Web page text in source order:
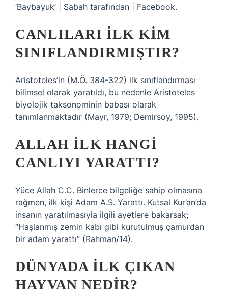
‘Baybayuk’ | Sabah tarafından | Facebook.
CANLILARI ILK KIM
SINIFLANDIRMIŞTIR?
Aristoteles’in (M.Ö. 384-322) ilk sınıflandırması
bilimsel olarak yaratıldı, bu nedenle Aristoteles
biyolojik taksonominin babası olarak
tanımlanmaktadır (Mayr, 1979; Demirsoy, 1995).
ALLAH ILK HANGI
CANLIYI YARATTI?
Yüce Allah C.C. Binlerce bilgeliğe sahip olmasına
rağmen, ilk kişi Adam A.S. Yarattı. Kutsal Kur’an’da
insanın yaratılmasıyla ilgili ayetlere bakarsak;
“Haşlanmış zemin kabı gibi kurutulmuş çamurdan
bir adam yarattı” (Rahman/14).
DÜNYADA ILK ÇIKAN
HAYVAN NEDIR?